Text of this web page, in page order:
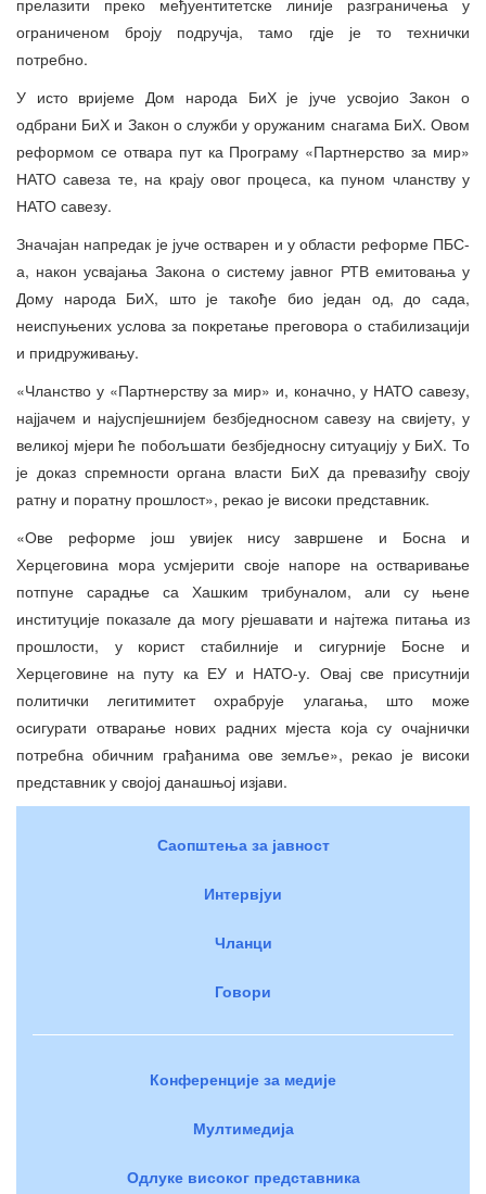
ограниченом броју подручја, тамо гдје је то технички
потребно.
У исто вријеме Дом народа БиХ је јуче усвојио Закон о
одбрани БиХ и Закон о служби у оружаним снагама БиХ. Овом
реформом се отвара пут ка Програму «Партнерство за мир»
НАТО савеза те, на крају овог процеса, ка пуном чланству у
НАТО савезу.
Значајан напредак је јуче остварен и у области реформе ПБС-
а, након усвајања Закона о систему јавног РТВ емитовања у
Дому народа БиХ, што је такође био један од, до сада,
неиспуњених услова за покретање преговора о стабилизацији
и придруживању.
«Чланство у «Партнерству за мир» и, коначно, у НАТО савезу,
најјачем и најуспјешнијем безбједносном савезу на свијету, у
великој мјери ће побољшати безбједносну ситуацију у БиХ. То
је доказ спремности органа власти БиХ да превазиђу своју
ратну и поратну прошлост», рекао је високи представник.
«Ове реформе још увијек нису завршене и Босна и
Херцеговина мора усмјерити своје напоре на остваривање
потпуне сарадње са Хашким трибуналом, али су њене
институције показале да могу рјешавати и најтежа питања из
прошлости, у корист стабилније и сигурније Босне и
Херцеговине на путу ка ЕУ и НАТО-у. Овај све присутнији
политички легитимитет охрабрује улагања, што може
осигурати отварање нових радних мјеста која су очајнички
потребна обичним грађанима ове земље», рекао је високи
представник у својој данашњој изјави.
Саопштења за јавност
Интервјуи
Чланци
Говори
Конференције за медије
Мултимедија
Одлуке високог представника